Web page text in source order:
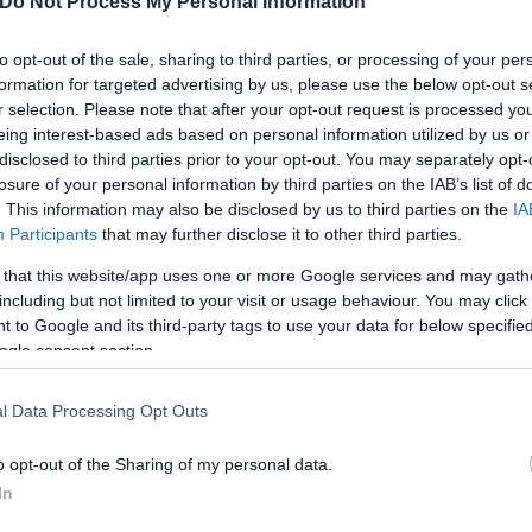
opt-out of the sale, sharing to third parties, or processing of your
for targeted advertising by us, please use the below opt-out
selection. Please note that after your opt-out request is processed
interest-based ads based on personal information utilized by us
to third parties prior to your opt-out. You may separately
of your personal information by third parties on the IAB’s list of
This information may also be disclosed by us to third parties on the
Participants that may further disclose it to other third parties.
that this website/app uses one or more Google services and may
but not limited to your visit or usage behaviour. You may
to Google and its third-party tags to use your data for below
consent section.
Data Processing Opt Outs
opt-out of the Sharing of my personal data.
επιστημονικές και επικοινωνιακές
μιας κρίσης του μεγέθους και της έκτασης
με στελέχη του CDC και άτομα
της ταχύτερης δημοσιοποίησης
της διαφάνειας, της μετάφρασης της
με το κοινό, της καλύτερης
καθώς και της κατάρτισης και της παροχής